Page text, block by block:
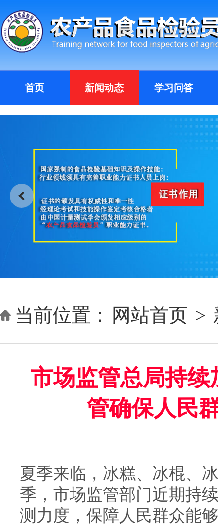
首页 新闻动态 学习问答
当前位置： 网站首页 >
市场监管总局持
管确保人民
夏季来临，冰糕、冰棍、
季，市场监管部门近期持
测力度，保障人民群众能